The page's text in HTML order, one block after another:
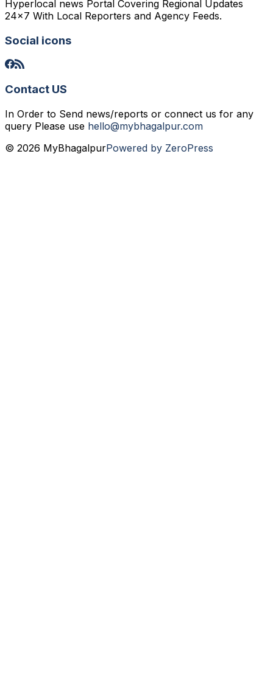
Hyperlocal news Portal Covering Regional Updates
24x7 With Local Reporters and Agency Feeds.
Social icons
Contact US
In Order to Send news/reports or connect us for any
query Please use hello@mybhagalpur.com
© 2026 MyBhagalpurPowered by ZeroPress